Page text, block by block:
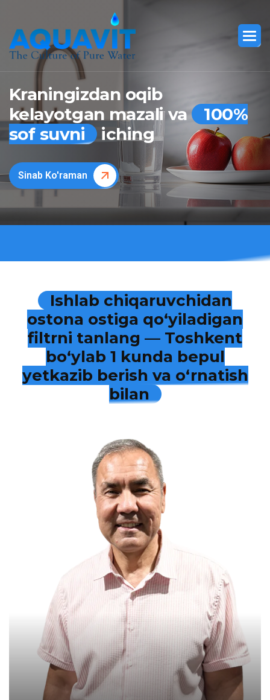
Kraningizdan oqib
kelayotgan mazali va
100%
sof suvni
iching
Sinab Ko'raman
Ishlab chiqaruvchidan
ostona ostiga qo‘yiladigan
filtrni tanlang — Toshkent
bo‘ylab 1 kunda bepul
yetkazib berish va o‘rnatish
bilan